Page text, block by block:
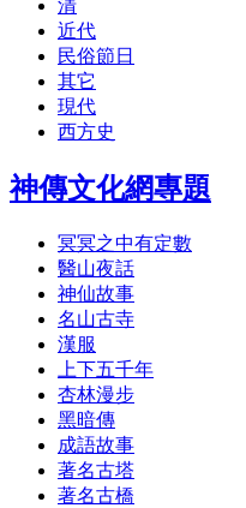
清
近代
民俗節日
其它
現代
西方史
神傳文化網專題
冥冥之中有定數
醫山夜話
神仙故事
名山古寺
漢服
上下五千年
杏林漫步
黑暗傳
成語故事
著名古塔
著名古橋